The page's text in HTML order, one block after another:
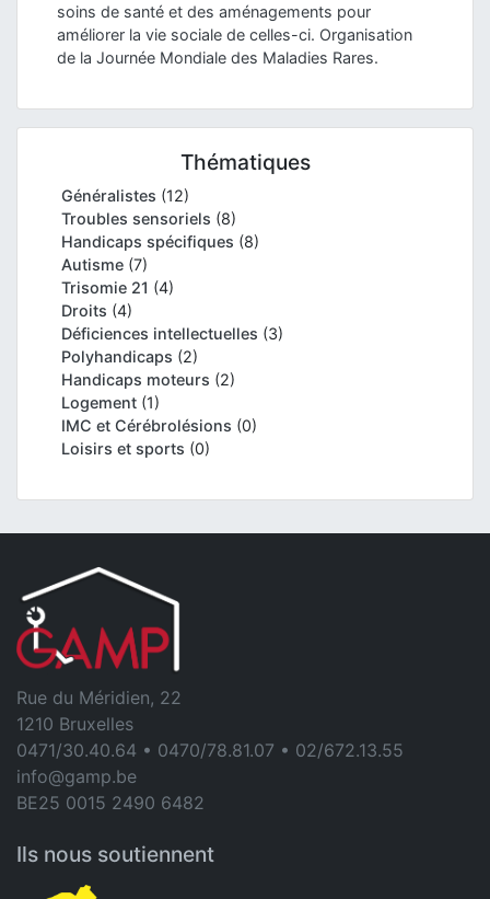
soins de santé et des aménagements pour
améliorer la vie sociale de celles-ci. Organisation
de la Journée Mondiale des Maladies Rares.
Thématiques
Généralistes (12)
Troubles sensoriels (8)
Handicaps spécifiques (8)
Autisme (7)
Trisomie 21 (4)
Droits (4)
Déficiences intellectuelles (3)
Polyhandicaps (2)
Handicaps moteurs (2)
Logement (1)
IMC et Cérébrolésions (0)
Loisirs et sports (0)
Rue du Méridien, 22
1210 Bruxelles
0471/30.40.64 • 0470/78.81.07 • 02/672.13.55
info@gamp.be
BE25 0015 2490 6482
Ils nous soutiennent